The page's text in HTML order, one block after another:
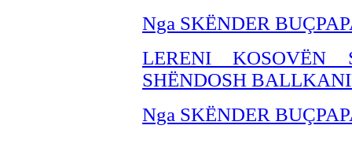
Nga SKËNDER BU
LERENI KOSOVËN
SHËNDOSH
Nga SKËNDER BU